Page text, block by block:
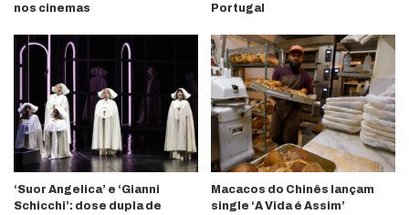
nos cinemas
Portugal
‘Suor Angelica’ e ‘Gianni
Schicchi’: dose dupla de
Macacos do Chinês lançam
single ‘A Vida é Assim’